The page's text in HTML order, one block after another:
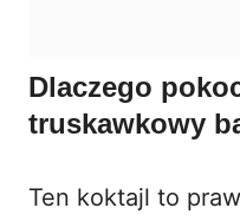
Dlaczego
truskawkowy
Ten koktajl to